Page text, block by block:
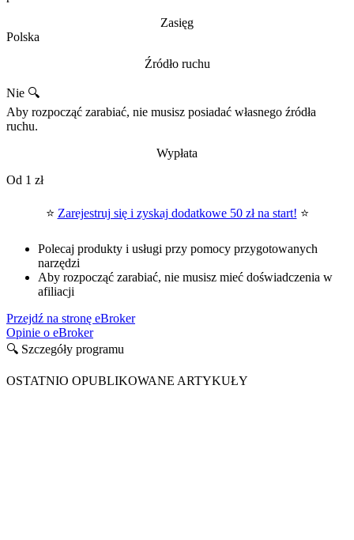
Zasięg
Polska
Źródło ruchu
Nie 🔍
Aby rozpocząć zarabiać, nie musisz posiadać własnego źródła
ruchu.
Wypłata
Od 1 zł
⭐ Zarejestruj się i zyskaj dodatkowe 50 zł na start! ⭐
Polecaj produkty i usługi przy pomocy przygotowanych
narzędzi
Aby rozpocząć zarabiać, nie musisz mieć doświadczenia w
afiliacji
Przejdź na stronę eBroker
Opinie o eBroker
🔍 Szczegóły programu
OSTATNIO OPUBLIKOWANE ARTYKUŁY